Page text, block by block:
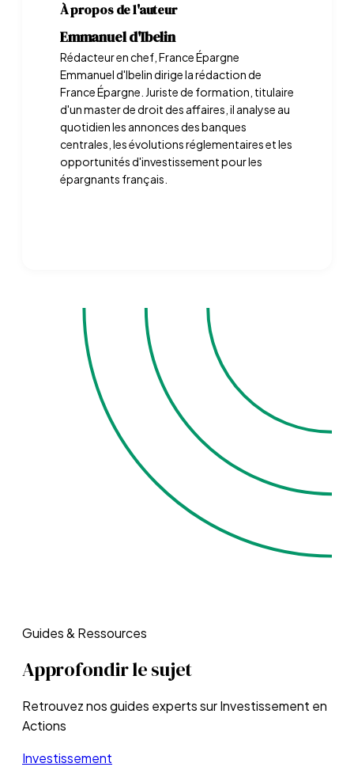
À propos de l'auteur
Emmanuel d'Ibelin
Rédacteur en chef, France Épargne
Emmanuel d'Ibelin dirige la rédaction de
France Épargne. Juriste de formation, titulaire
d'un master de droit des affaires, il analyse au
quotidien les annonces des banques
centrales, les évolutions réglementaires et les
opportunités d'investissement pour les
épargnants français.
Guides & Ressources
Approfondir le sujet
Retrouvez nos guides experts surInvestissement en
Actions
Investissement